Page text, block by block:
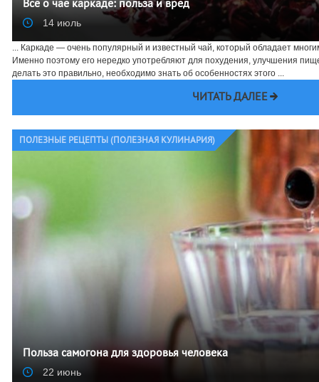
Всё о чае каркаде: польза и вред
14 июль
... Каркаде — очень популярный и известный чай, который обладает
Именно поэтому его нередко употребляют для похудения, улучшения
делать это правильно, необходимо знать об особенностях этого ...
ЧИТАТЬ ДАЛЕЕ
ПОЛЕЗНЫЕ РЕЦЕПТЫ (ПОЛЕЗНАЯ КУЛИНАРИЯ)
Польза самогона для здоровья человека
22 июнь